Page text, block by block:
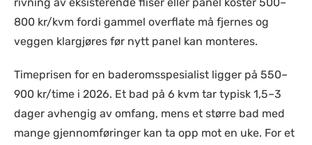
800 kr/kvm fordi gammel overflate må fjernes og
veggen klargjøres før nytt panel kan monteres.
Timeprisen for en baderomsspesialist ligger på 550–
900 kr/time i 2026. Et bad på 6 kvm tar typisk 1,5–3
dager avhengig av omfang, mens et større bad med
mange gjennomføringer kan ta opp mot en uke. For et